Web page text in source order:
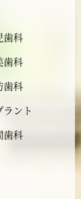
歯科
歯科
歯科
ント
歯科